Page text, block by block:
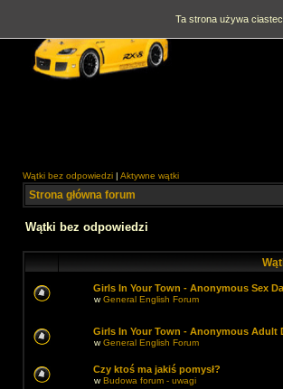
Wątki bez odpowiedzi | Aktywne wątki
Strona główna forum
Wątki bez odpowiedzi
Girls In Your Town - Anonymous Sex
wGeneral English Forum
Girls In Your Town - Anonymous Adult
wGeneral English Forum
Czy ktoś ma jakiś pomysł?
wBudowa forum - uwagi
Ta strona używa